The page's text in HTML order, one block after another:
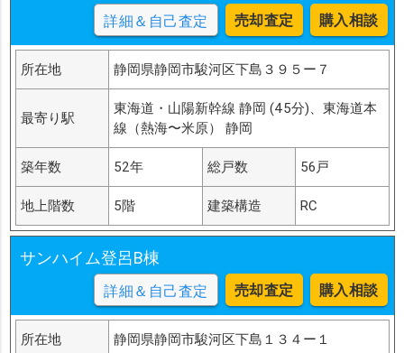
詳細＆自己査定 売却査定 購入相談
所在地 静岡県静岡市駿河区下島３９５ー７
最寄り駅
東海道・山陽新幹線 静岡 (45分)、東海道本
線（熱海〜米原） 静岡
築年数 52年 総戸数 56戸
地上階数 5階 建築構造 RC
サンハイム登呂B棟
詳細＆自己査定 売却査定 購入相談
所在地 静岡県静岡市駿河区下島１３４ー１